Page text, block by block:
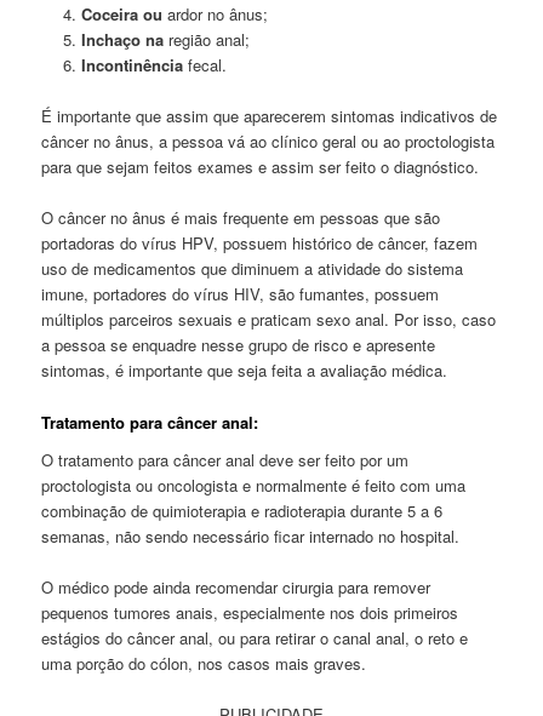
Coceira ou ardor no ânus;
Inchaço naregião anal;
Incontinênciafecal.
É importante que assim que aparecerem sintomas indicativos de
câncer no ânus, a pessoa vá ao clínico geral ou ao proctologista
para que sejam feitos exames e assim ser feito o diagnóstico.
O câncer no ânus é mais frequente em pessoas que são
portadoras do vírus HPV, possuem histórico de câncer, fazem
uso de medicamentos que diminuem a atividade do sistema
imune, portadores do vírus HIV, são fumantes, possuem
múltiplos parceiros sexuais e praticam sexo anal. Por isso, caso
a pessoa se enquadre nesse grupo de risco e apresente
sintomas, é importante que seja feita a avaliação médica.
Tratamento para câncer anal:
O tratamento para câncer anal deve ser feito por um
proctologista ou oncologista e normalmente é feito com uma
combinação de quimioterapia e radioterapia durante 5 a 6
semanas, não sendo necessário ficar internado no hospital.
O médico pode ainda recomendar cirurgia para remover
pequenos tumores anais, especialmente nos dois primeiros
estágios do câncer anal, ou para retirar o canal anal, o reto e
uma porção do cólon, nos casos mais graves.